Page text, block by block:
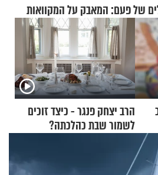
של פעם: המאבק על המקוואות
הרב יצחק פנגר - כיצד זוכים
לשמור שבת כהלכתה?